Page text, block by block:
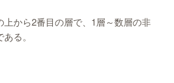
上から2番目の層で、1層～数層の非
る。